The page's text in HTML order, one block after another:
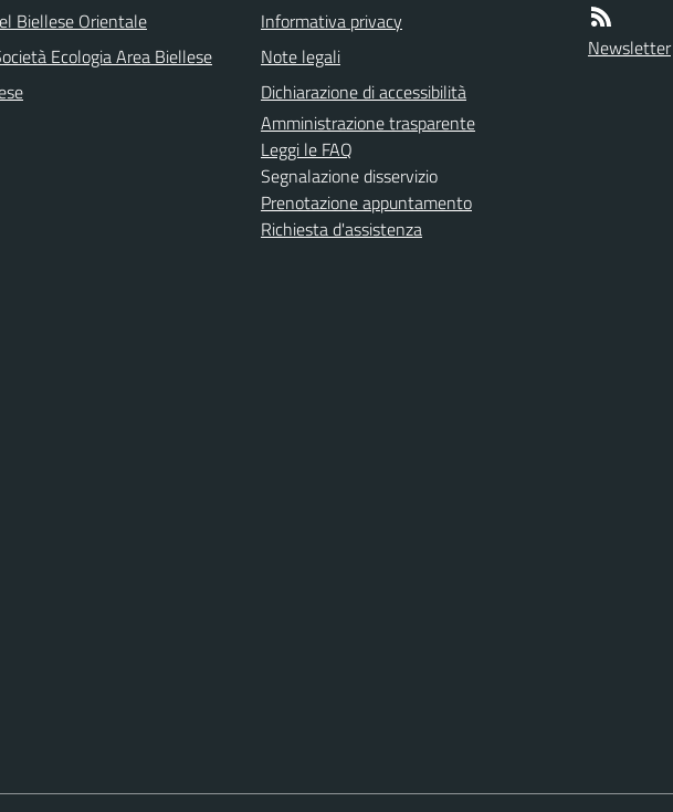
Biellese Orientale
Ecologia Area Biellese
Informativa privacy
Note legali
Dichiarazione di accessibilità
Amministrazione trasparente
Leggi le FAQ
Segnalazione disservizio
Prenotazione appuntamento
Richiesta d'assistenza
Newsletter